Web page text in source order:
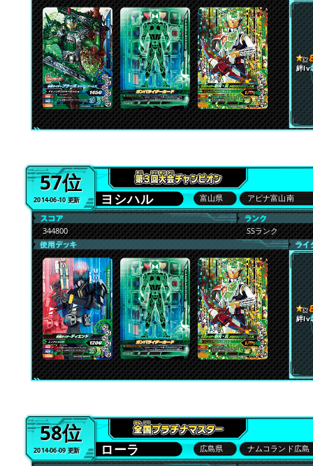
絆
57位
2014-06-10 更新 ヨシハル 富山県 アピナ富山南
344800 SSランク
絆
58位
2014-06-09 更新 ローラ 広島県 ナムコランド広島